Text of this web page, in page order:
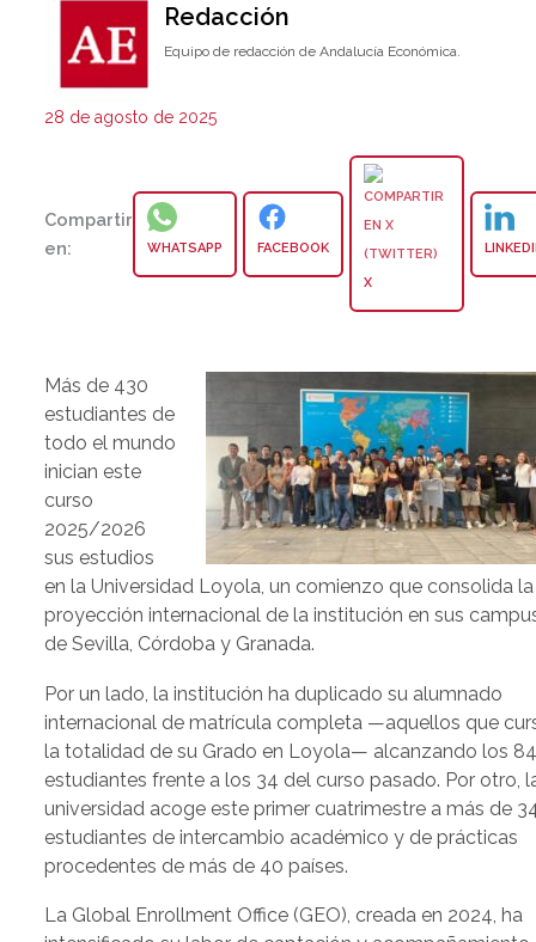
Redacción
Equipo de redacción de Andalucía Económica.
28 de agosto de 2025
Compartir
en:
WHATSAPP FACEBOOK
X
Más de 430
estudiantes de
todo el mundo
inician este
curso
2025/2026
sus estudios
en la Universidad Loyola, un comienzo que consolida la
proyección internacional de la institución en sus
de Sevilla, Córdoba y Granada.
Por un lado, la institución ha duplicado su alumnado
internacional de matrícula completa —aquellos que
la totalidad de su Grado en Loyola— alcanzando los
estudiantes frente a los 34 del curso pasado. Por otro,
universidad acoge este primer cuatrimestre a más de
estudiantes de intercambio académico y de prácticas
procedentes de más de 40 países.
La Global Enrollment Office (GEO), creada en 2024, ha